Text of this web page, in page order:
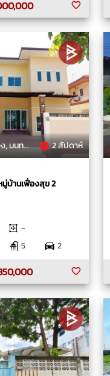
นนทบุรี 2 สัปดาห์
มู่บ้านเฟื่องสุข 2
-
5
2